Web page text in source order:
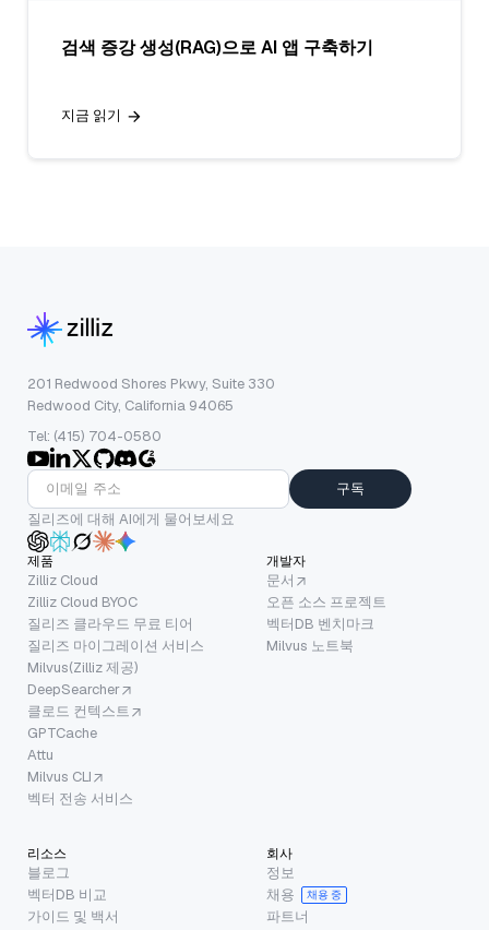
검색 증강 생성(RAG)으로 AI 앱 구축하기
지금 읽기
201 Redwood Shores Pkwy, Suite 330
Redwood City, California 94065
Tel: (415) 704-0580
구독
질리즈에 대해 AI에게 물어보세요
제품
Zilliz Cloud
Zilliz Cloud BYOC
질리즈 클라우드 무료 티어
질리즈 마이그레이션 서비스
Milvus(Zilliz 제공)
DeepSearcher
클로드 컨텍스트
GPTCache
Attu
Milvus CLI
벡터 전송 서비스
개발자
문서
오픈 소스 프로젝트
벡터DB 벤치마크
Milvus 노트북
리소스
블로그
벡터DB 비교
가이드 및 백서
회사
정보
채용
채용 중
파트너